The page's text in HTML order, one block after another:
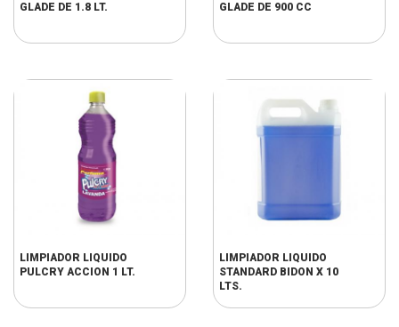
GLADE DE 1.8 LT.
GLADE DE 900 CC
LIMPIADOR LIQUIDO
PULCRY ACCION 1 LT.
LIMPIADOR LIQUIDO
STANDARD BIDON X 10
LTS.